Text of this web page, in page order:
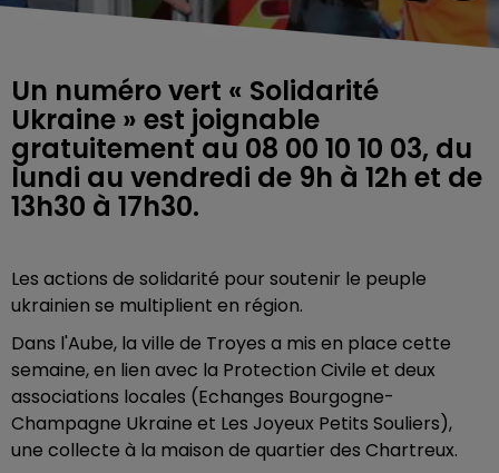
Un numéro vert « Solidarité
Ukraine » est joignable
gratuitement au 08 00 10 10 03, du
lundi au vendredi de 9h à 12h et de
13h30 à 17h30.
Les actions de solidarité pour soutenir le peuple
ukrainien se multiplient en région.
Dans l'Aube, la ville de Troyes a mis en place cette
semaine, en lien avec la Protection Civile et deux
associations locales (Echanges Bourgogne-
Champagne Ukraine et Les Joyeux Petits Souliers),
une collecte à la maison de quartier des Chartreux.